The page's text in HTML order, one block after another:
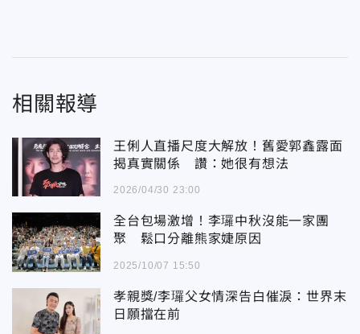
相關報導
王俐人直播尺度大解放！舊愛郭鑫露面
揭真實關係 讚：她很有想法
2026/04/30 23:00
全台包場激增！李㼈中秋沒能一家團
聚 鬆口分離熊家婕原因
2025/10/07 15:50
孝親獎/李㼈父女情深告白催淚：世界末
日願擋在前